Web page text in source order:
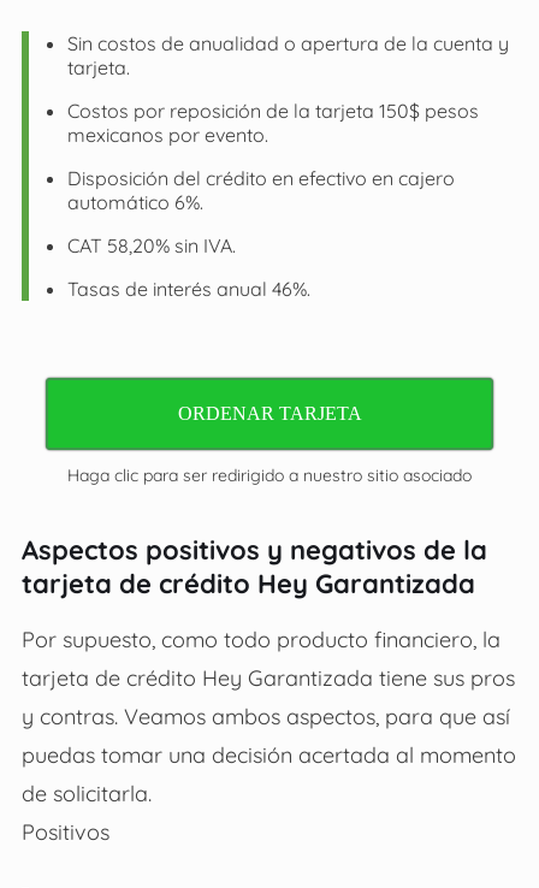
Sin costos de anualidad o apertura de la cuenta y
tarjeta.
Costos por reposición de la tarjeta 150$ pesos
mexicanos por evento.
Disposición del crédito en efectivo en cajero
automático 6%.
CAT 58,20% sin IVA.
Tasas de interés anual 46%.
ORDENAR TARJETA
Haga clic para ser redirigido a nuestro sitio asociado
Aspectos positivos y negativos de la
tarjeta de crédito Hey Garantizada
Por supuesto, como todo producto financiero, la
tarjeta de crédito Hey Garantizada tiene sus pros
y contras. Veamos ambos aspectos, para que así
puedas tomar una decisión acertada al momento
de solicitarla.
Positivos